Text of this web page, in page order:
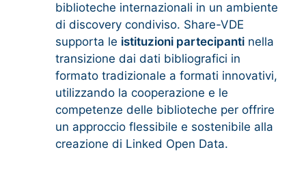
biblioteche internazionali in un ambiente
di discovery condiviso. Share-VDE
supporta le istituzioni partecipanti nella
transizione dai dati bibliografici in
formato tradizionale a formati innovativi,
utilizzando la cooperazione e le
competenze delle biblioteche per offrire
un approccio flessibile e sostenibile alla
creazione di Linked Open Data.